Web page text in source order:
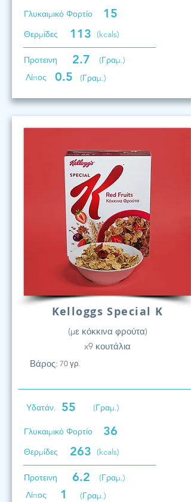
Γλυκαιμικό Φορτίο 15
Θερμίδες 113 (kcals)
Προτεινη 2.7
(Γραμ.)
Λίπος
0.5 (Γραμ.)
Kelloggs Special K
(με κόκκινα φρούτα)
x9 κουτάλια
Βάρος: 70 γρ.
Υδατάν. 55 (Γραμ.)
Γλυκαιμικό Φορτίο 36
Θερμίδες 263 (kcals)
Προτεινη 6.2
(Γραμ.)
Λίπος
1 (Γραμ.)